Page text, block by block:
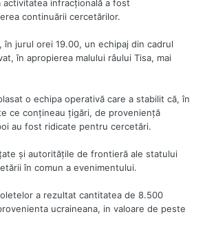
infracțională a fost
continuării cercetărilor.
în jurul orei 19.00, un echipaj din cadrul
în apropierea malului râului Tisa, mai
o echipa operativă care a stabilit că, în
ce conțineau țigări, de proveniență
au fost ridicate pentru cercetări.
și autoritățile de frontieră ale statului
în comun a evenimentului.
a rezultat cantitatea de 8.500
ucraineana, in valoare de peste